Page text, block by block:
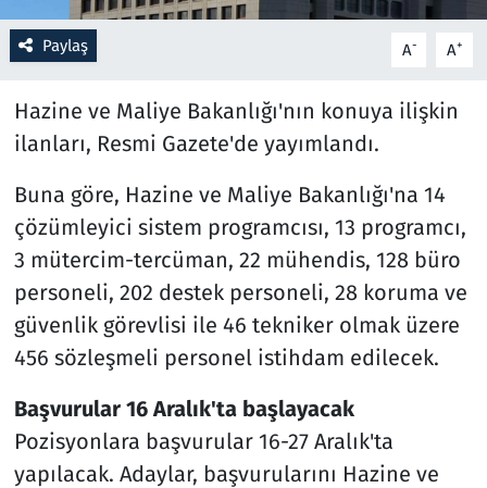
Paylaş A- A+
Hazine ve Maliye Bakanlığı'nın konuya ilişkin
ilanları, Resmi Gazete'de yayımlandı.
Buna göre, Hazine ve Maliye Bakanlığı'na 14
çözümleyici sistem programcısı, 13 programcı,
3 mütercim-tercüman, 22 mühendis, 128 büro
personeli, 202 destek personeli, 28 koruma ve
güvenlik görevlisi ile 46 tekniker olmak üzere
456 sözleşmeli personel istihdam edilecek.
Başvurular 16 Aralık'ta başlayacak
Pozisyonlara başvurular 16-27 Aralık'ta
yapılacak. Adaylar, başvurularını Hazine ve
Savunma Sanayi
Seçim 2023
Teknoloji ve Bilim
Televizyon